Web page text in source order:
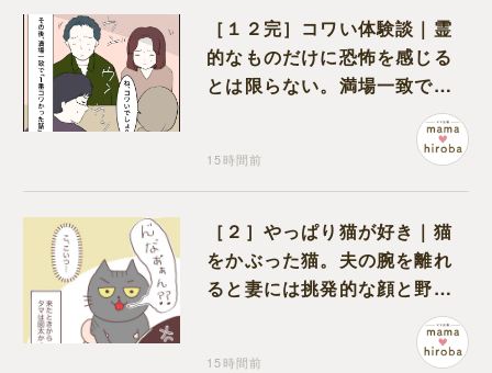
［１２完］コワい体験談｜霊
的なものだけに恐怖を感じる
とは限らない。満場一致でコ
ワいと認定された意外な体験
15時間前
［２］やっぱり猫が好き｜猫
をかぶった猫。夫の腕を離れ
ると妻には挑発的な顔と野太
15時間前